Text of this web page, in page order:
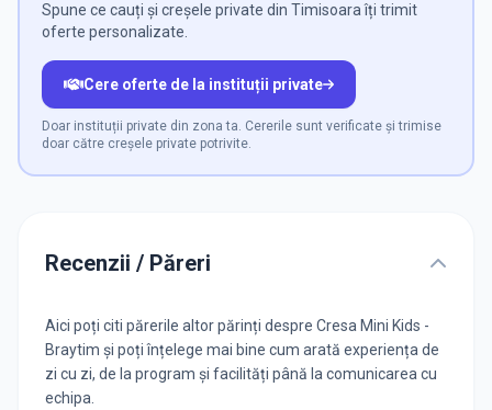
Spune ce cauți și creșele private din Timisoara îți trimit
oferte personalizate.
Cere oferte de la instituții private
Doar instituții private din zona ta. Cererile sunt verificate și trimise
doar către creșele private potrivite.
Recenzii / Păreri
Aici poți citi părerile altor părinți despre Cresa Mini Kids -
Braytim și poți înțelege mai bine cum arată experiența de
zi cu zi, de la program și facilități până la comunicarea cu
echipa.